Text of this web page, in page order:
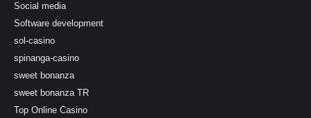
Social media
Software development
sol-casino
spinanga-casino
sweet bonanza
sweet bonanza TR
Top Online Casino